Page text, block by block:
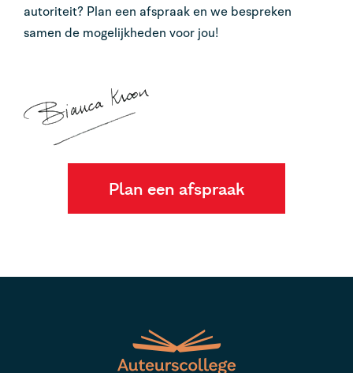
autoriteit? Plan een afspraak en we bespreken
samen de mogelijkheden voor jou!
Plan een afspraak